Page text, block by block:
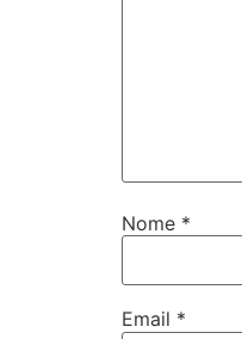
Nome *
Email *